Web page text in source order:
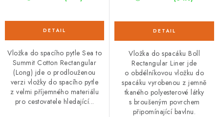
Vložka do spacího pytle Sea to
Summit Cotton Rectangular
(Long) jde o prodlouženou
verzi vložky do spacího pytle
z velmi příjemného materiálu
pro cestovatele hledající...
Vložka do spacáku Boll
Rectangular Liner jde
o obdélníkovou vložku do
spacáku vyrobenou z jemně
tkaného polyesterové látky
s broušeným povrchem
připomínající bavlnu.